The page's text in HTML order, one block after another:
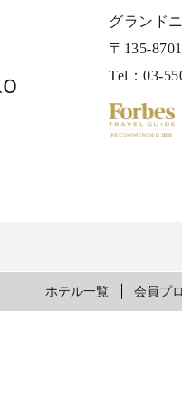
グランド
〒135-
Tel：03-
ホテル一覧 会員プ